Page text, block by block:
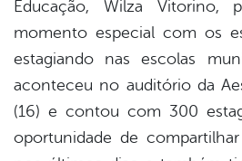
Educação, Wilza Vitorino,
momento especial com os
estagiando nas escolas
aconteceu no auditório da
(16) e contou com 300
oportunidade de